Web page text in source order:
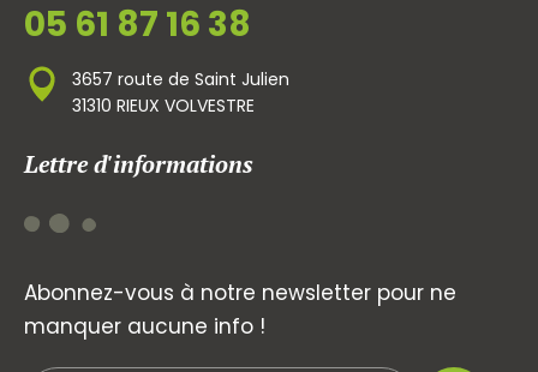
05 61 87 16 38
3657 route de Saint Julien
31310 RIEUX VOLVESTRE
Lettre d'informations
Abonnez-vous à notre newsletter pour ne
manquer aucune info !